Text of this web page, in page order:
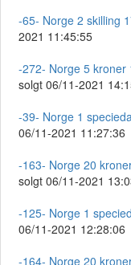
-65- Norge 2 skilling
2021 11:45:55
-272- Norge 5 kroner
solgt 06/11-2021
-39- Norge 1
06/11-2021 11:27:36
-163- Norge 20
solgt 06/11-2021
-125- Norge 1
06/11-2021 12:28:06
-164- Norge 20